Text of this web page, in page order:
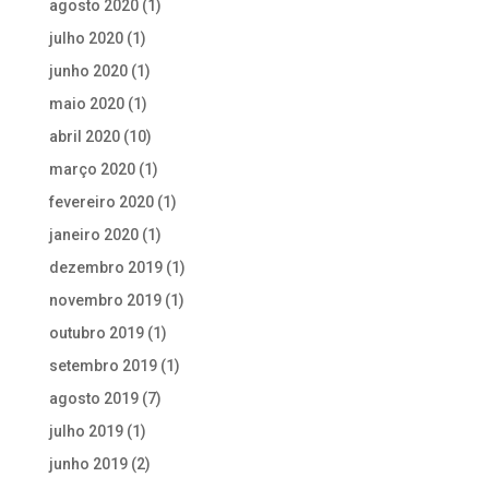
agosto 2020(1)
julho 2020(1)
junho 2020(1)
maio 2020(1)
abril 2020(10)
março 2020(1)
fevereiro 2020(1)
janeiro 2020(1)
dezembro 2019(1)
novembro 2019(1)
outubro 2019(1)
setembro 2019(1)
agosto 2019(7)
julho 2019(1)
junho 2019(2)